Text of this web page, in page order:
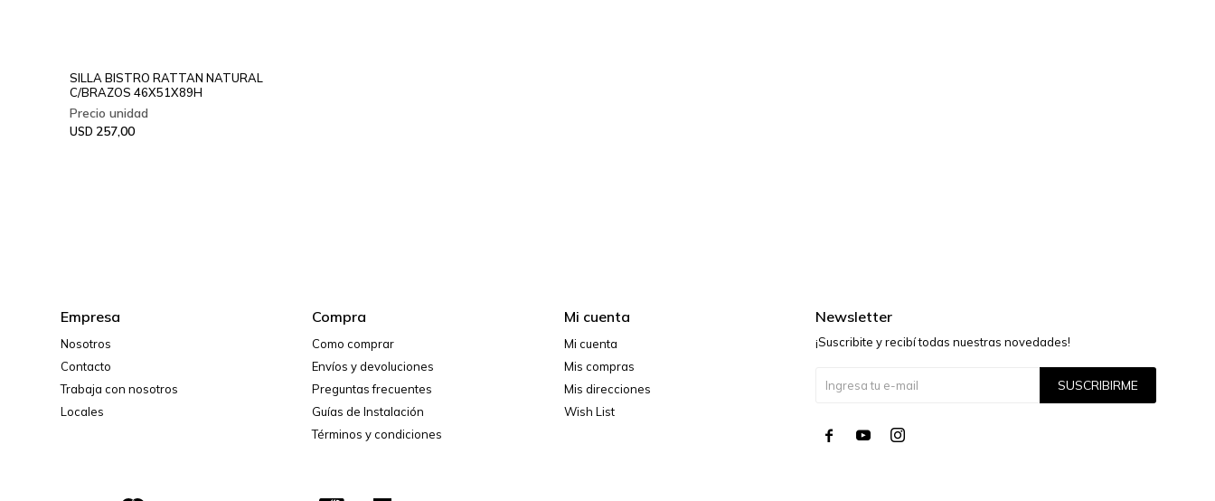
SILLA BISTRO RATTAN NATURAL
C/BRAZOS 46X51X89H
USD 257,00
Empresa
Nosotros
Contacto
Trabaja con nosotros
Locales
Compra
Como comprar
Envíos y devoluciones
Preguntas frecuentes
Guías de Instalación
Términos y condiciones
Mi cuenta
Mi cuenta
Mis compras
Mis direcciones
Wish List
Newsletter
¡Suscribite y recibí todas nuestras novedades!
SUSCRIBIRME
  